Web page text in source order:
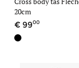
20cm
9900